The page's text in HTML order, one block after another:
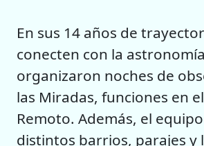
En sus 14 años de
conecten con la
organizaron noches de
las Miradas, funciones en
Remoto. Además, el
distintos barrios, parajes y